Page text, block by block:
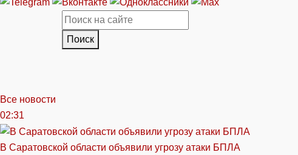
Поиск
Все новости
02:31
В Саратовской области объявили угрозу атаки БПЛА